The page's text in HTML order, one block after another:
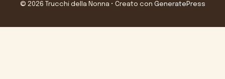
© 2026 Trucchi della Nonna • Creato con GeneratePress